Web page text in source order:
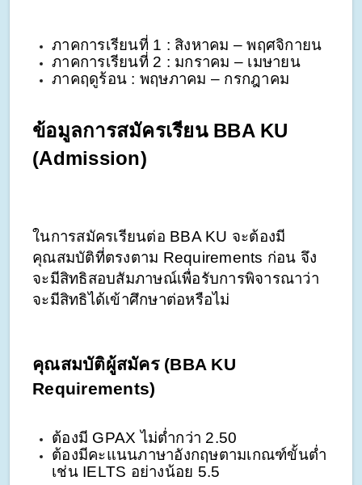
ภาคการเรียนที่ 1 : สิงหาคม – พฤศจิกายน
ภาคการเรียนที่ 2 : มกราคม – เมษายน
ภาคฤดูร้อน : พฤษภาคม – กรกฎาคม
ข้อมูลการสมัครเรียน BBA KU
(Admission)
ในการสมัครเรียนต่อ BBA KU จะต้องมี
คุณสมบัติที่ตรงตาม Requirements ก่อน จึง
จะมีสิทธิสอบสัมภาษณ์เพื่อรับการพิจารณาว่า
จะมีสิทธิได้เข้าศึกษาต่อหรือไม่
คุณสมบัติผู้สมัคร (BBA KU
Requirements)
ต้องมี GPAX ไม่ต่ำกว่า 2.50
ต้องมีคะแนนภาษาอังกฤษตามเกณฑ์ขั้นต่ำ
เช่น IELTS อย่างน้อย 5.5